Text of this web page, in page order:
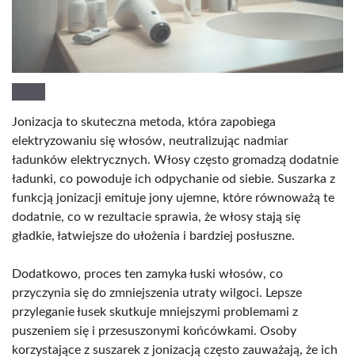
Jonizacja to skuteczna metoda, która zapobiega
elektryzowaniu się włosów, neutralizując nadmiar
ładunków elektrycznych. Włosy często gromadzą dodatnie
ładunki, co powoduje ich odpychanie od siebie. Suszarka z
funkcją jonizacji emituje jony ujemne, które równoważą te
dodatnie, co w rezultacie sprawia, że włosy stają się
gładkie, łatwiejsze do ułożenia i bardziej posłuszne.
Dodatkowo, proces ten zamyka łuski włosów, co
przyczynia się do zmniejszenia utraty wilgoci. Lepsze
przyleganie łusek skutkuje mniejszymi problemami z
puszeniem się i przesuszonymi końcówkami. Osoby
korzystające z suszarek z jonizacją często zauważają, że ich